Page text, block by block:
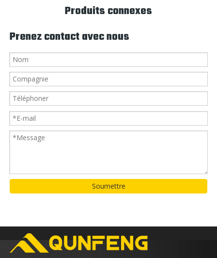
Produits connexes
Prenez contact avec nous
Soumettre